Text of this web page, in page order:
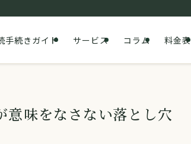
手続きガイド サービス コラム 料金表
意味をなさない落とし穴